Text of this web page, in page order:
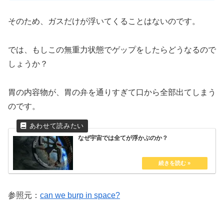
そのため、ガスだけが浮いてくることはないのです。
では、もしこの無重力状態でゲップをしたらどうなるので
しょうか？
胃の内容物が、胃の弁を通りすぎて口から全部出てしまう
のです。
なぜ宇宙では全てが浮かぶのか？
参照元： can we burp in space?